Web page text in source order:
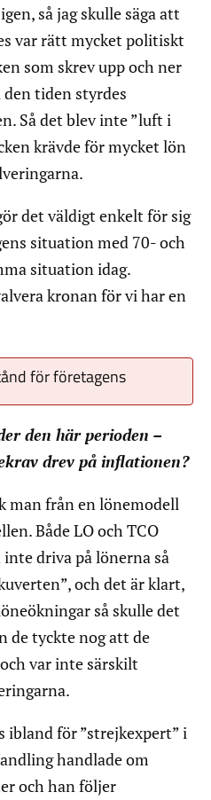
så jag skulle säga att
var rätt mycket politiskt
som skrev upp och ner
tiden styrdes
Så det blev inte ”luft i
krävde för mycket lön
det väldigt enkelt för sig
situation med 70- och
situation idag.
kronan för vi har en
för företagens
den här perioden –
drev på inflationen?
man från en lönemodell
Både LO och TCO
driva på lönerna så
och det är klart,
så skulle det
de tyckte nog att de
var inte särskilt
ibland för ”strejkexpert” i
handlade om
och han följer